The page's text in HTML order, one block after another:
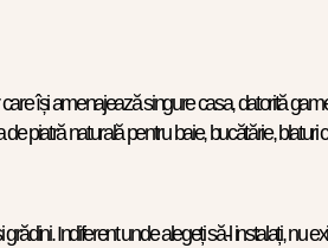
își amenajează singure casa, datorită
piatră naturală pentru baie, bucătărie, blaturi
Indiferent unde alegeți să-l instalați, nu